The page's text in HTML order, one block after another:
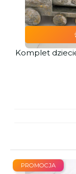
Komplet
PROMOCJA